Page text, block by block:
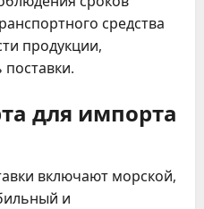
средства
продукции,
для импорта
включают морской,
и